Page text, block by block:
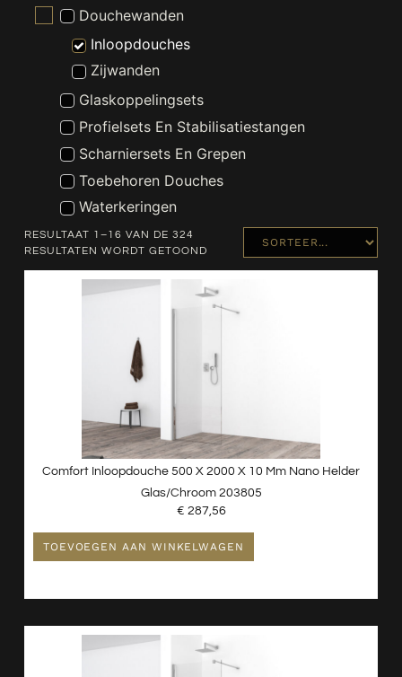
Douchewanden
Inloopdouches
Zijwanden
Glaskoppelingsets
Profielsets En Stabilisatiestangen
Scharniersets En Grepen
Toebehoren Douches
Waterkeringen
Installatiematerialen
Nieuw - Wordt Niet Gebruikt
Verlichting
Wastafels
Waterontharder
RESULTAAT 1–16 VAN DE 324
RESULTATEN WORDT GETOOND
Comfort Inloopdouche 500 X 2000 X 10 Mm Nano Helder
Glas/chroom 203805
€ 287,56
TOEVOEGEN AAN WINKELWAGEN